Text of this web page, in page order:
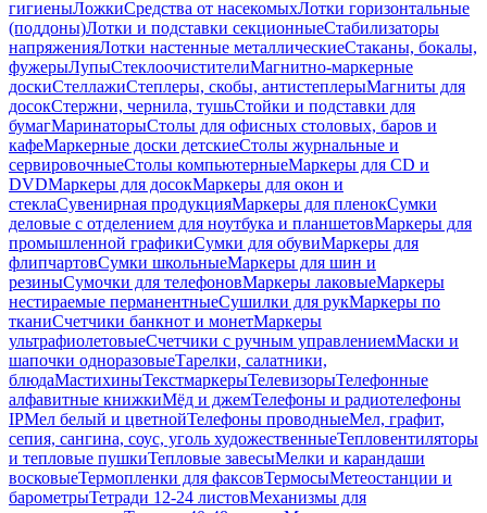
гигиеныЛожкиСредства от насекомыхЛотки горизонтальные
(поддоны)Лотки и подставки секционныеСтабилизаторы
напряженияЛотки настенные металлическиеСтаканы, бокалы,
фужерыЛупыСтеклоочистителиМагнитно-маркерные
доскиСтеллажиСтеплеры, скобы, антистеплерыМагниты для
досокСтержни, чернила, тушьСтойки и подставки для
бумагМаринаторыСтолы для офисных столовых, баров и
кафеМаркерные доски детскиеСтолы журнальные и
сервировочныеСтолы компьютерныеМаркеры для CD и
DVDМаркеры для досокМаркеры для окон и
стеклаСувенирная продукцияМаркеры для пленокСумки
деловые с отделением для ноутбука и планшетовМаркеры для
промышленной графикиСумки для обувиМаркеры для
флипчартовСумки школьныеМаркеры для шин и
резиныСумочки для телефоновМаркеры лаковыеМаркеры
нестираемые перманентныеСушилки для рукМаркеры по
тканиСчетчики банкнот и монетМаркеры
ультрафиолетовыеСчетчики с ручным управлениемМаски и
шапочки одноразовыеТарелки, салатники,
блюдаМастихиныТекстмаркерыТелевизорыТелефонные
алфавитные книжкиМёд и джемТелефоны и радиотелефоны
IPМел белый и цветнойТелефоны проводныеМел, графит,
сепия, сангина, соус, уголь художественныеТепловентиляторы
и тепловые пушкиТепловые завесыМелки и карандаши
восковыеТермопленки для факсовТермосыМетеостанции и
барометрыТетради 12-24 листовМеханизмы для